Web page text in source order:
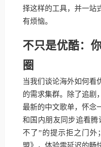
择这样的工具，并一站
有烦恼。
不只是优酷：
圈
当我们谈论海外如何看
的需求集群。除了追剧
最新的中文歌单，怀念
和国内朋友同步追看腾
不了”的提示拒之门外
盟》，体验零延迟的畅